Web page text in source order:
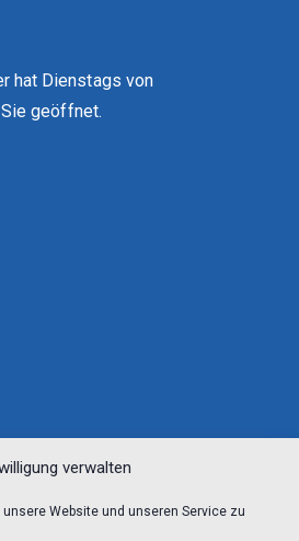
verwalten
Website und unseren Service zu
hat Dienstags von
geöffnet.